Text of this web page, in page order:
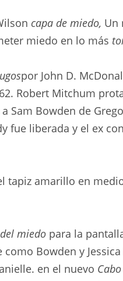
capa de miedo, Un
miedo en lo más
por John D.
Robert Mitchum
Sam Bowden de
fue liberada y el ex
tapiz amarillo en
miedo para la
Bowden y
en el nuevo